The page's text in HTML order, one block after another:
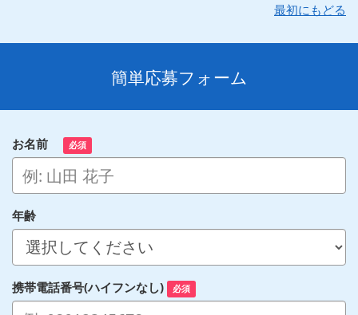
最初にもどる
簡単応募フォーム
お名前 必須
年齢
携帯電話番号(ハイフンなし) 必須